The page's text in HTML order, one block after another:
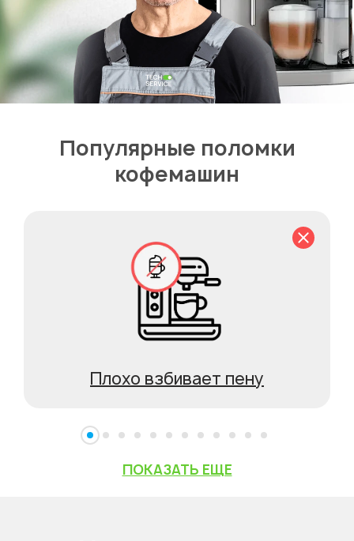
Популярные поломки
кофемашин
Плохо взбивает пену
ПОКАЗАТЬ ЕЩЕ